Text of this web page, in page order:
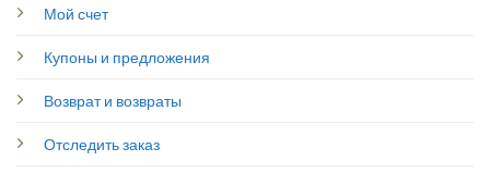
Мой счет
Купоны и предложения
Возврат и возвраты
Отследить заказ